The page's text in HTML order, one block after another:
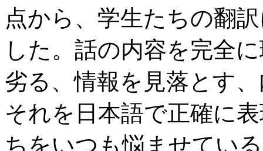
点から、学生たちの翻
した。話の内容を完全
劣る、情報を見落とす
それを日本語で正確に
ちをいつも悩ませてい